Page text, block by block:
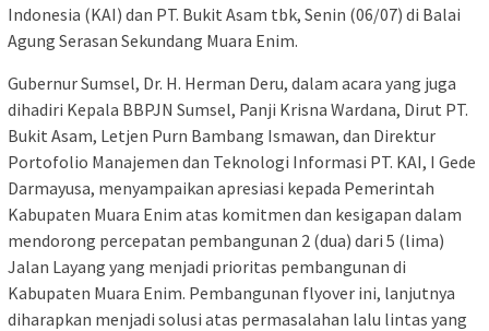
Indonesia (KAI) dan PT. Bukit Asam tbk, Senin (06/07) di Balai
Agung Serasan Sekundang Muara Enim.
Gubernur Sumsel, Dr. H. Herman Deru, dalam acara yang juga
dihadiri Kepala BBPJN Sumsel, Panji Krisna Wardana, Dirut PT.
Bukit Asam, Letjen Purn Bambang Ismawan, dan Direktur
Portofolio Manajemen dan Teknologi Informasi PT. KAI, I Gede
Darmayusa, menyampaikan apresiasi kepada Pemerintah
Kabupaten Muara Enim atas komitmen dan kesigapan dalam
mendorong percepatan pembangunan 2 (dua) dari 5 (lima)
Jalan Layang yang menjadi prioritas pembangunan di
Kabupaten Muara Enim. Pembangunan flyover ini, lanjutnya
diharapkan menjadi solusi atas permasalahan lalu lintas yang